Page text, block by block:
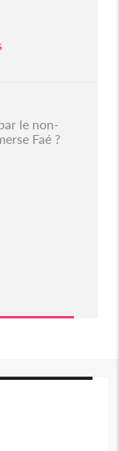
le non-
Faé ?